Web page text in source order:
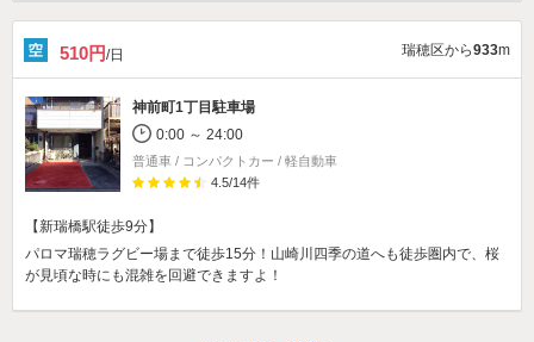
510円/日 瑞穂区から933m
神前町1丁目駐車場
0:00 ～ 24:00
普通車 / コンパクトカー / 軽自動車
4.5/14件
【新瑞橋駅徒歩9分】
パロマ瑞穂ラグビー場まで徒歩15分！山崎川四季の道へも徒歩圏内で、桜
が見頃な時にも混雑を回避できますよ！